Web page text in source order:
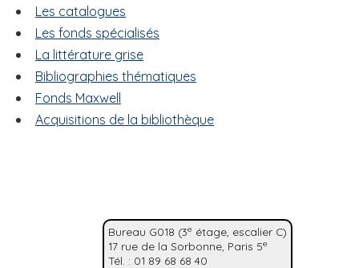
A
r
n
Les catalogues
Les fonds spécialisés
La littérature grise
Bibliographies thématiques
Fonds Maxwell
Acquisitions de la bibliothèque
Bureau G018 (3e étage, escalier C)
17 rue de la Sorbonne, Paris 5e
Tél. : 01 89 68 68 40